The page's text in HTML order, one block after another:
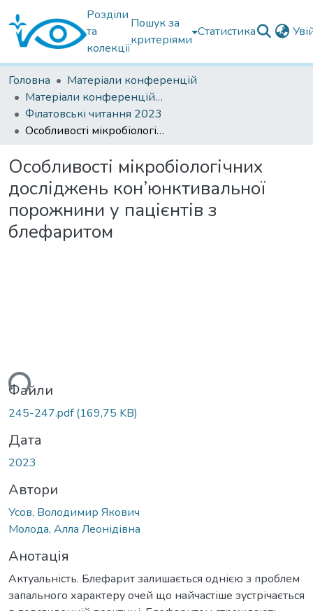
Розділи
та
колекції
Пошук за
критеріями
Статистика
Головна
Матеріали конференцій
Матеріали конференцій Інституту Філатова
Філатовські читання 2023
Особливості мікробіологічних досліджень кон’юнктивальної порожнини у пацієнтів з блефаритом
Особливості мікробіологічних
досліджень кон’юнктивальної
порожнини у пацієнтів з
блефаритом
Файли
245-247.pdf(169,75 KB)
Дата
2023
Автори
Усов, Володимир Якович
Молода, Алла Леонідівна
Анотація
Актуальність. Блефарит залишається однією з проблем
запального характеру очей що найчастіше зустрічається